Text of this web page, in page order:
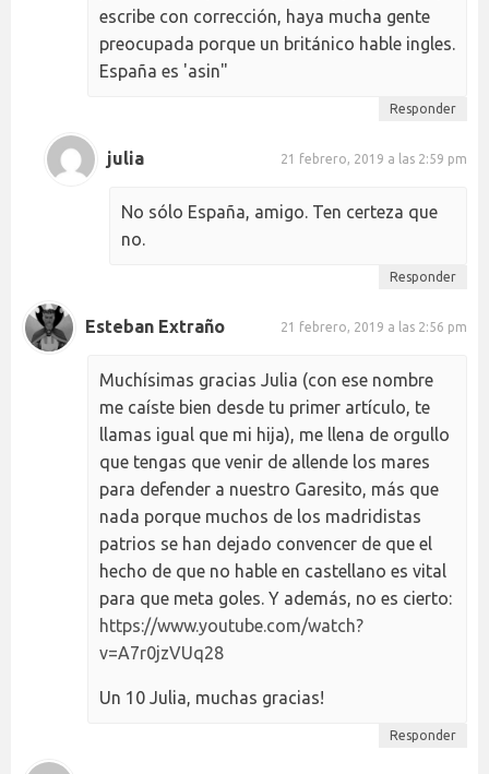
escribe con corrección, haya mucha gente
preocupada porque un británico hable ingles.
España es 'asin"
Responder
julia 21 febrero, 2019 a las 2:59 pm
No sólo España, amigo. Ten certeza que
no.
Responder
Esteban Extraño 21 febrero, 2019 a las 2:56 pm
Muchísimas gracias Julia (con ese nombre
me caíste bien desde tu primer artículo, te
llamas igual que mi hija), me llena de orgullo
que tengas que venir de allende los mares
para defender a nuestro Garesito, más que
nada porque muchos de los madridistas
patrios se han dejado convencer de que el
hecho de que no hable en castellano es vital
para que meta goles. Y además, no es cierto:
https://www.youtube.com/watch?
v=A7r0jzVUq28
Un 10 Julia, muchas gracias!
Responder